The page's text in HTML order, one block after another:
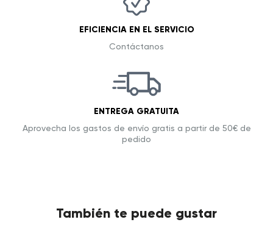
EFICIENCIA EN EL SERVICIO
Contáctanos
ENTREGA GRATUITA
Aprovecha los gastos de envío gratis a partir de 50€ de
pedido
También te puede gustar